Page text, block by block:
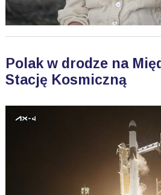
Polak w drodze na
Stację Kosmiczną